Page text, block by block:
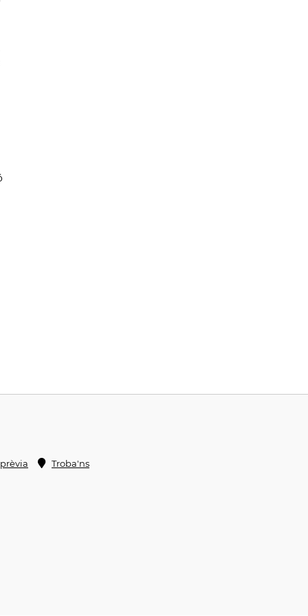
Troba'ns